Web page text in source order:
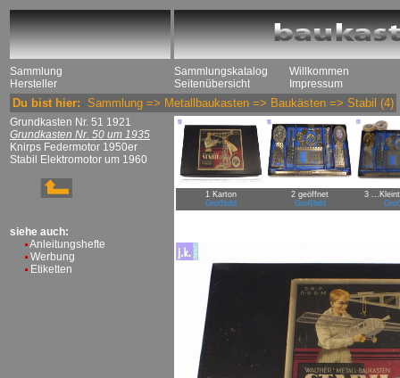
Sammlung
Hersteller
Sammlungskatalog
Seitenübersicht
Willkommen
Impressum
Du bist hier: Sammlung => Metallbaukasten => Baukästen => Stabil (4)
Grundkasten Nr. 51 1921
Grundkasten Nr. 50 um 1935
Knirps Federmotor 1950er
Stabil Elektromotor um 1960
siehe auch:
Anleitungshefte
Werbung
Etiketten
1 Karton
Großbild
2 geöffnet
Großbild
3